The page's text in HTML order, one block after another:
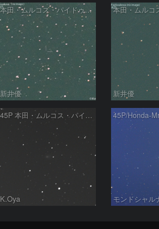
本田・ムルコス・パイドゥシャーコヴァー彗星 (45P ) の予報位置：2025/06/01
新井優 新井優
45P 本田・ムルコス・パイドゥシャーコバー彗星
K.Oya モンドシャル